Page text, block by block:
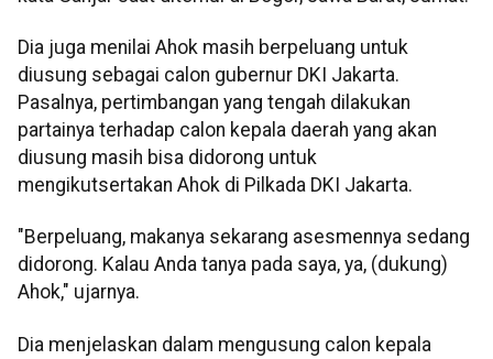
Dia juga menilai Ahok masih berpeluang untuk
diusung sebagai calon gubernur DKI Jakarta.
Pasalnya, pertimbangan yang tengah dilakukan
partainya terhadap calon kepala daerah yang akan
diusung masih bisa didorong untuk
mengikutsertakan Ahok di Pilkada DKI Jakarta.
"Berpeluang, makanya sekarang asesmennya sedang
didorong. Kalau Anda tanya pada saya, ya, (dukung)
Ahok," ujarnya.
Dia menjelaskan dalam mengusung calon kepala